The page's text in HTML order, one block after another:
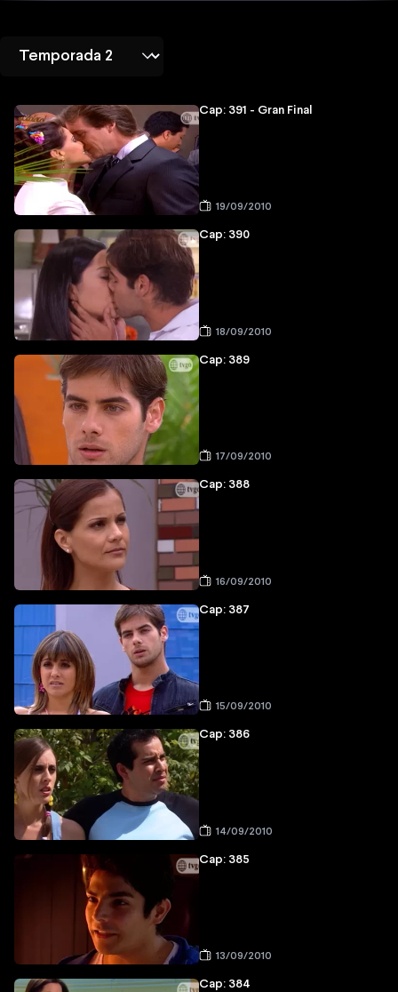
Cap: 391 - Gran Final
19/09/2010
Cap: 390
18/09/2010
Cap: 389
17/09/2010
Cap: 388
16/09/2010
Cap: 387
15/09/2010
Cap: 386
14/09/2010
Cap: 385
13/09/2010
Cap: 384